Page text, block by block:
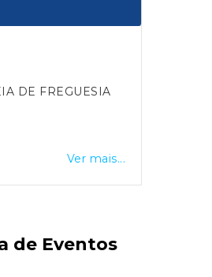
2026
de Vacinação
pelo Município de
Ver mais...
de Eventos